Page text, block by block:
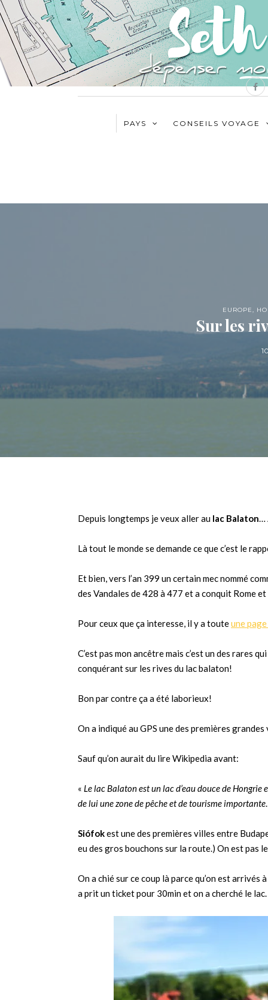
PAYS CONSEILS VOYAGE
EUROPE,
Sur les
Depuis longtemps je veux aller au lac Balaton…
Là tout le monde se demande ce que c’est le
Et bien, vers l’an 399 un certain mec nommé
des Vandales de 428 à 477 et a conquit Rome
Pour ceux que ça interesse, il y a touteune
C’est pas mon ancêtre mais c’est un des rares
conquérant sur les rives du lac balaton!
Bon par contre ça a été laborieux!
On a indiqué au GPS une des premières
Sauf qu’on aurait du lire Wikipedia avant:
« Le lac Balaton est un lac d’eau douce de
de lui une zone de pêche et de tourisme importante
Siófokest une des premières villes entre
eu des gros bouchons sur la route.) On est pas
On a chié sur ce coup là parce qu’on est
a prit un ticket pour 30min et on a cherché le